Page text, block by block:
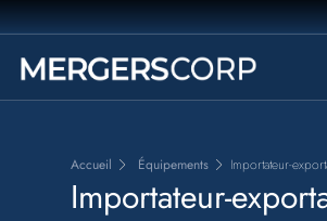
Accueil Équipements Importateur-
Importateur-